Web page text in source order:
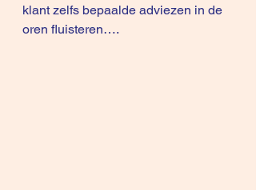
klant zelfs bepaalde adviezen in de
oren fluisteren….